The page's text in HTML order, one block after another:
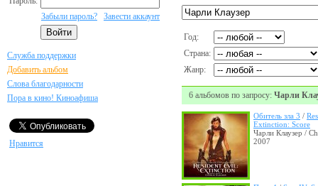
Забыли пароль?
Завести аккаунт
Служба поддержки
Добавить альбом
Слова благодарности
Пора в кино! Киноафиша
Нравится
Год:
Страна:
Жанр:
6 альбомов по запросу: Чарли
Обитель зла 3 /
Extinction: Score
Чарли Клаузер /
2007